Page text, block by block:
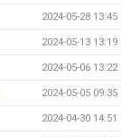
2024-05-28 13:45
2024-05-13 13:19
2024-05-06 13:22
2024-05-05 09:35
2024-04-30 14:51